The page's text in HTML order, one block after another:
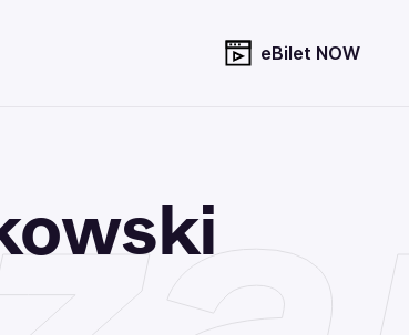
eBilet NOW